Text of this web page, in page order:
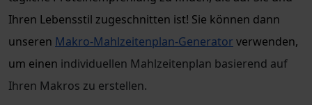
Ihren Lebensstil zugeschnitten ist! Sie können dann
unseren Makro-Mahlzeitenplan-Generator verwenden,
um einen individuellen Mahlzeitenplan basierend auf
Ihren Makros zu erstellen.